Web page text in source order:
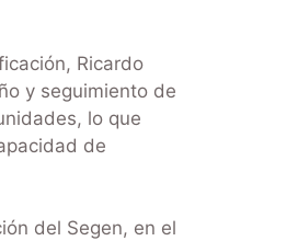
Ricardo
y seguimiento de
lo que
de
del Segen, en el